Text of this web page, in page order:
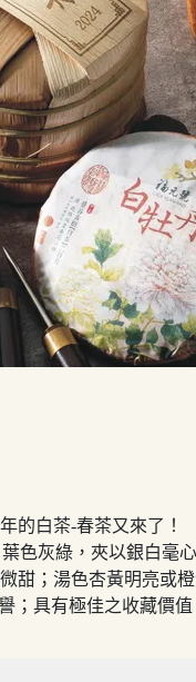
的白茶-春茶又來了！
色灰綠，夾以銀白毫
甜；湯色杏黃明亮或
；具有極佳之收藏價值